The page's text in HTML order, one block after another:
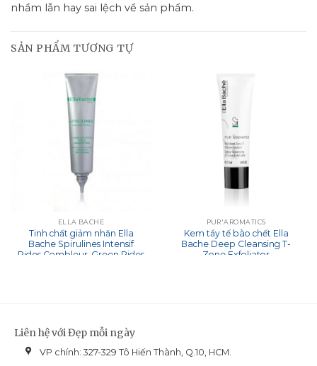
nhầm lẫn hay sai lệch về sản phẩm.
SẢN PHẨM TƯƠNG TỰ
ELLA BACHE
Tinh chất giảm nhăn Ella
Bache Spirulines Intensif
Rides Combleur-Green Rides
PUR'AROMATICS
Kem tẩy tế bào chết Ella
Bache Deep Cleansing T-
Zone Exfoliator
Liên hệ với Đẹp mỗi ngày
VP chính: 327-329 Tô Hiến Thành, Q.10, HCM.